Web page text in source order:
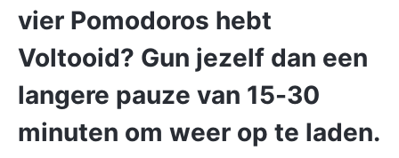
vier Pomodoros hebt
Voltooid? Gun jezelf dan een
langere pauze van 15-30
minuten om weer op te laden.